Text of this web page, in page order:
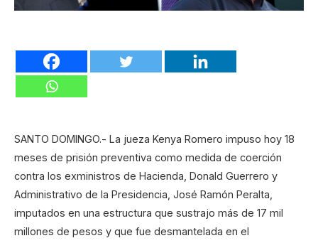
SANTO DOMINGO.- La jueza Kenya Romero impuso hoy 18
meses de prisión preventiva como medida de coerción
contra los exministros de Hacienda, Donald Guerrero y
Administrativo de la Presidencia, José Ramón Peralta,
imputados en una estructura que sustrajo más de 17 mil
millones de pesos y que fue desmantelada en el